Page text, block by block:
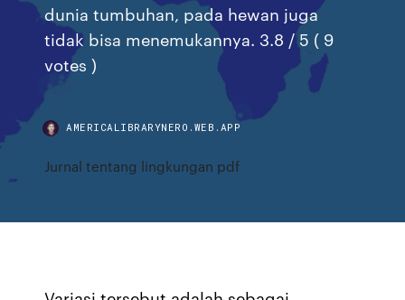
dunia tumbuhan, pada hewan juga
tidak bisa menemukannya. 3.8 / 5 ( 9
votes )
AMERICALIBRARYNERO.WEB.APP
Jurnal tentang lingkungan pdf